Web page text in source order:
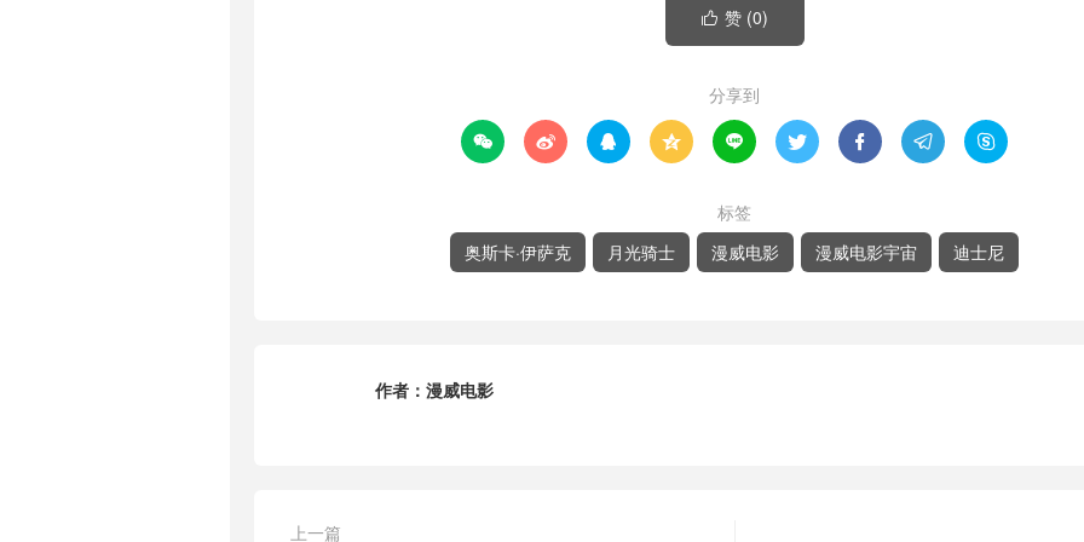
 赞 (0)
分享到
        
标签
奥斯卡·伊萨克
月光骑士 漫威电影 漫威电影宇宙 迪士尼
作者： 漫威电影
上一篇